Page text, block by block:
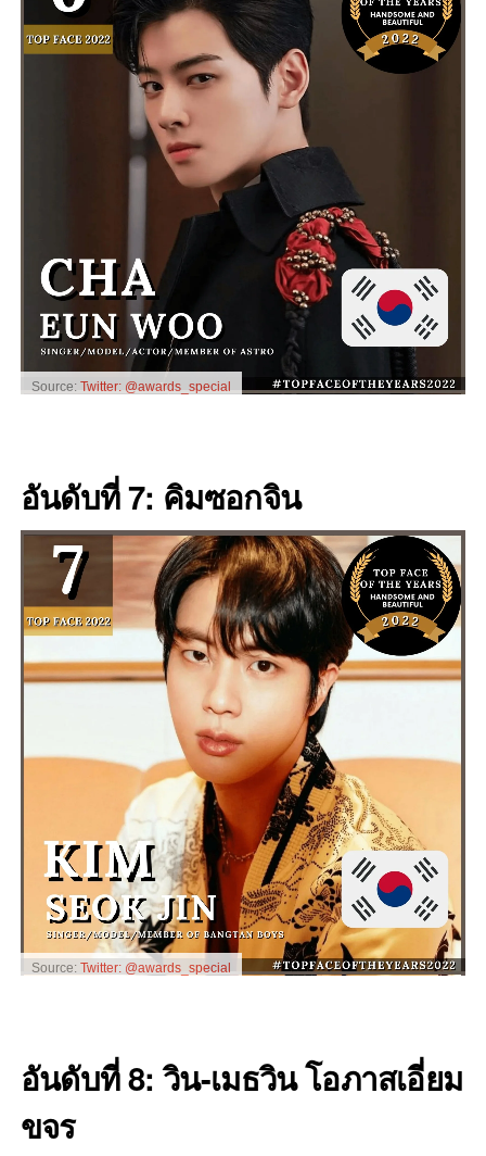
Source: Twitter: @awards_special
อันดับที่ 7: คิมซอกจิน
Source: Twitter: @awards_special
อันดับที่ 8: วิน-เมธวิน โอภาสเอี่ยม
ขจร